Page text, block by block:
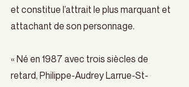
et constitue l’attrait le plus marquant et
attachant de son personnage.
« Né en 1987 avec trois siècles de
retard, Philippe-Audrey Larrue-St-